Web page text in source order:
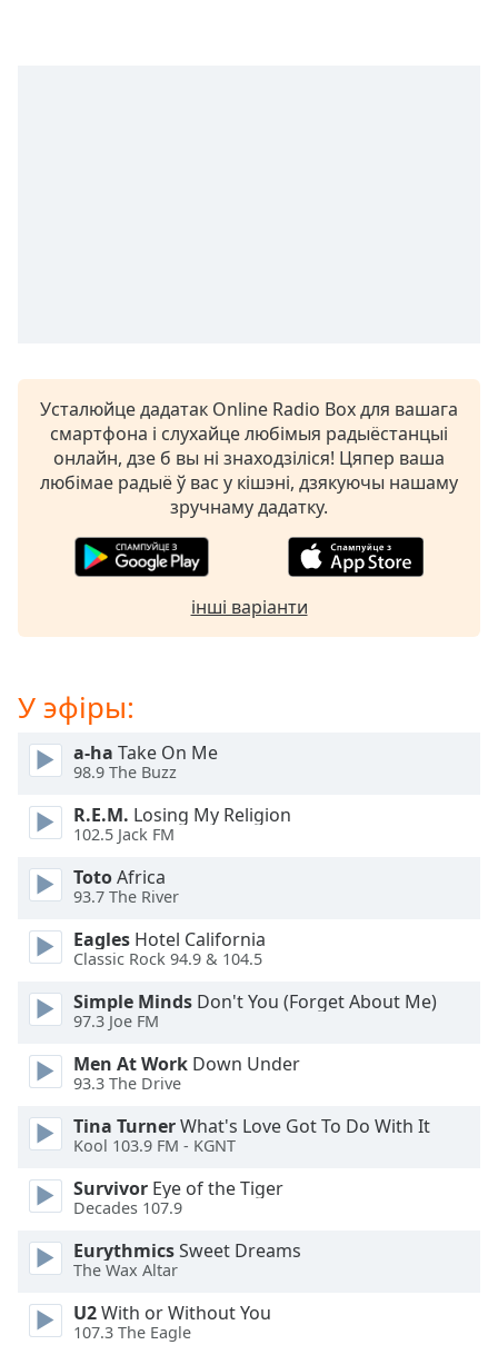
subtitles
settings,
opens
subtitles
settings
dialog
selected
Track
Picture
modal
Beginning
dialog
Escape
cancel
window.
Усталюйце дадатак Online Radio Box для вашага
смартфона і слухайце любімыя радыёстанцыі
онлайн, дзе б вы ні знаходзіліся! Цяпер ваша
любімае радыё ў вас у кішэні, дзякуючы нашаму
зручнаму дадатку.
інші варіанти
У эфіры:
a-ha Take On Me
98.9 The Buzz
R.E.M. Losing My Religion
102.5 Jack FM
TotoAfrica
93.7 The River
Eagles Hotel California
Classic Rock 94.9 & 104.5
Simple Minds Don't You (Forget About Me)
97.3 Joe FM
Men At Work Down Under
93.3 The Drive
Tina TurnerWhat's Love Got To Do With It
Kool 103.9 FM - KGNT
Survivor Eye of the Tiger
Decades 107.9
EurythmicsSweet Dreams
The Wax Altar
U2With or Without You
107.3 The Eagle